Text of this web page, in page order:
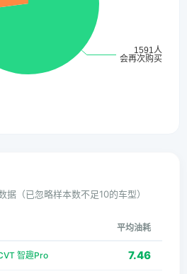
据（已忽略样本数不足10的车型）
平均油耗
智趣Pro 7.46